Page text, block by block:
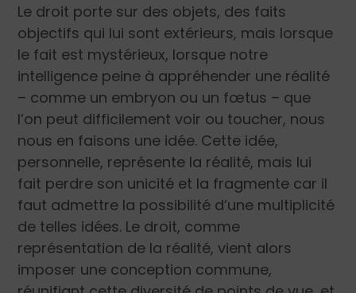
Le droit porte sur des objets, des faits
objectifs qui lui sont extérieurs, mais lorsque
le fait est mystérieux, lorsque notre
intelligence peine à appréhender une réalité
– comme un embryon ou un fœtus – que
l’on peut difficilement voir ou toucher, nous
nous en faisons une idée. Cette idée,
personnelle, représente la réalité, mais lui
fait perdre son unicité et la fragmente car il
faut admettre la possibilité d’une multiplicité
de telles idées. Le droit, comme
représentation de la réalité, vient alors
imposer une conception commune,